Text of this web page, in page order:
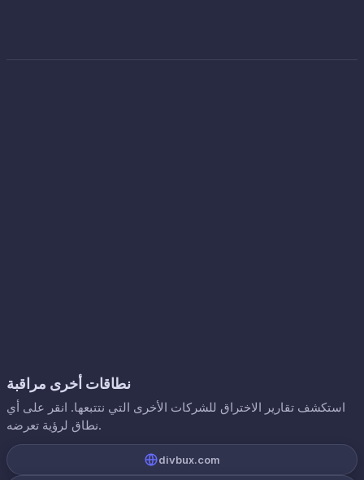
نطاقات أخرى مراقبة
استكشف تقارير الاختراق للشركات الأخرى التي نتتبعها. انقر على أي
نطاق لرؤية تعرضه.
divbux.com